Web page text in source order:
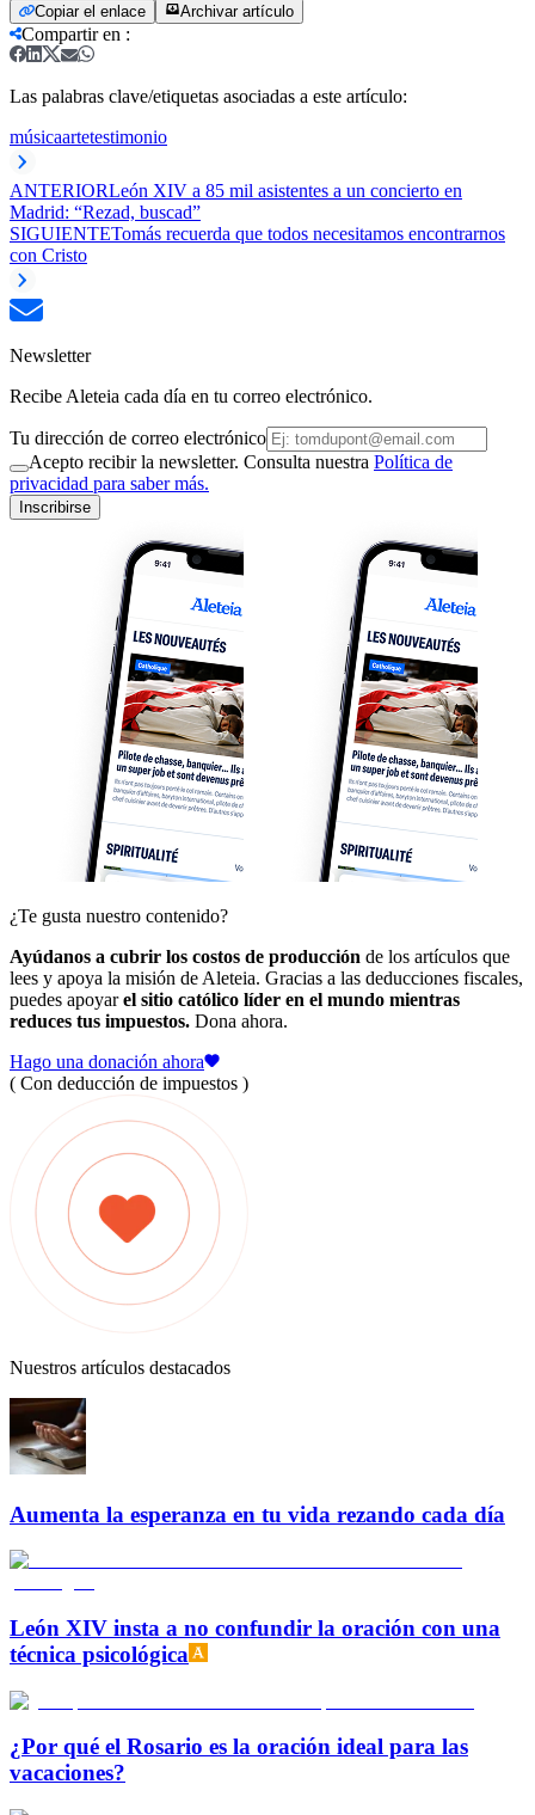
Copiar el enlace Archivar artículo
Compartir en :
Las palabras clave/etiquetas asociadas a este artículo:
músicaartetestimonio
ANTERIORLeón XIV a 85 mil asistentes a un concierto en
Madrid: “Rezad, buscad”
SIGUIENTETomás recuerda que todos necesitamos encontrarnos
con Cristo
Newsletter
Recibe Aleteia cada día en tu correo electrónico.
Tu dirección de correo electrónico
Acepto recibir la newsletter. Consulta nuestra Política de
privacidad para saber más.
Inscribirse
¿Te gusta nuestro contenido?
Ayúdanos a cubrir los costos de producción de los artículos que
lees y apoya la misión de Aleteia. Gracias a las deducciones fiscales,
puedes apoyarel sitio católico líder en el mundo mientras
reduces tus impuestos. Dona ahora.
Hago una donación ahora
( Con deducción de impuestos )
Nuestros artículos destacados
Aumenta la esperanza en tu vida rezando cada día
León XIV insta a no confundir la oración con una
técnica psicológica
¿Por qué el Rosario es la oración ideal para las
vacaciones?